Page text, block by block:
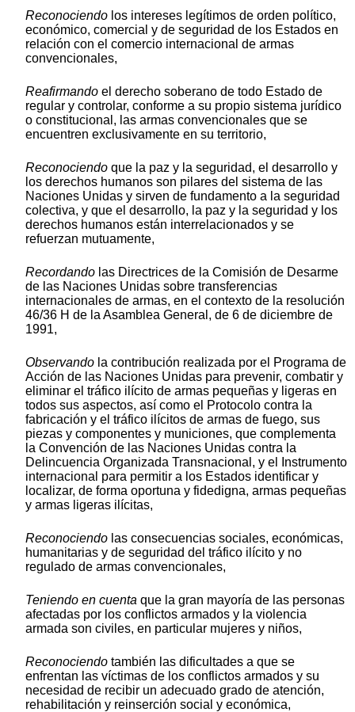
Reconociendo los intereses legítimos de orden político,
económico, comercial y de seguridad de los Estados en
relación con el comercio internacional de armas
convencionales,
Reafirmando el derecho soberano de todo Estado de
regular y controlar, conforme a su propio sistema jurídico
o constitucional, las armas convencionales que se
encuentren exclusivamente en su territorio,
Reconociendo que la paz y la seguridad, el desarrollo y
los derechos humanos son pilares del sistema de las
Naciones Unidas y sirven de fundamento a la seguridad
colectiva, y que el desarrollo, la paz y la seguridad y los
derechos humanos están interrelacionados y se
refuerzan mutuamente,
Recordando las Directrices de la Comisión de Desarme
de las Naciones Unidas sobre transferencias
internacionales de armas, en el contexto de la resolución
46/36 H de la Asamblea General, de 6 de diciembre de
1991,
Observando la contribución realizada por el Programa de
Acción de las Naciones Unidas para prevenir, combatir y
eliminar el tráfico ilícito de armas pequeñas y ligeras en
todos sus aspectos, así como el Protocolo contra la
fabricación y el tráfico ilícitos de armas de fuego, sus
piezas y componentes y municiones, que complementa
la Convención de las Naciones Unidas contra la
Delincuencia Organizada Transnacional, y el Instrumento
internacional para permitir a los Estados identificar y
localizar, de forma oportuna y fidedigna, armas pequeñas
y armas ligeras ilícitas,
Reconociendo las consecuencias sociales, económicas,
humanitarias y de seguridad del tráfico ilícito y no
regulado de armas convencionales,
Teniendo en cuenta que la gran mayoría de las personas
afectadas por los conflictos armados y la violencia
armada son civiles, en particular mujeres y niños,
Reconociendo también las dificultades a que se
enfrentan las víctimas de los conflictos armados y su
necesidad de recibir un adecuado grado de atención,
rehabilitación y reinserción social y económica,